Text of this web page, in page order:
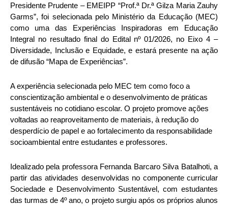
Presidente Prudente – EMEIPP “Prof.ª Dr.ª Gilza Maria Zauhy
Garms”, foi selecionada pelo Ministério da Educação (MEC)
como uma das Experiências Inspiradoras em Educação
Integral no resultado final do Edital nº 01/2026, no Eixo 4 –
Diversidade, Inclusão e Equidade, e estará presente na ação
de difusão “Mapa de Experiências”.
A experiência selecionada pelo MEC tem como foco a
conscientização ambiental e o desenvolvimento de práticas
sustentáveis no cotidiano escolar. O projeto promove ações
voltadas ao reaproveitamento de materiais, à redução do
desperdício de papel e ao fortalecimento da responsabilidade
socioambiental entre estudantes e professores.
Idealizado pela professora Fernanda Barcaro Silva Batalhoti, a
partir das atividades desenvolvidas no componente curricular
Sociedade e Desenvolvimento Sustentável, com estudantes
das turmas de 4º ano, o projeto surgiu após os próprios alunos